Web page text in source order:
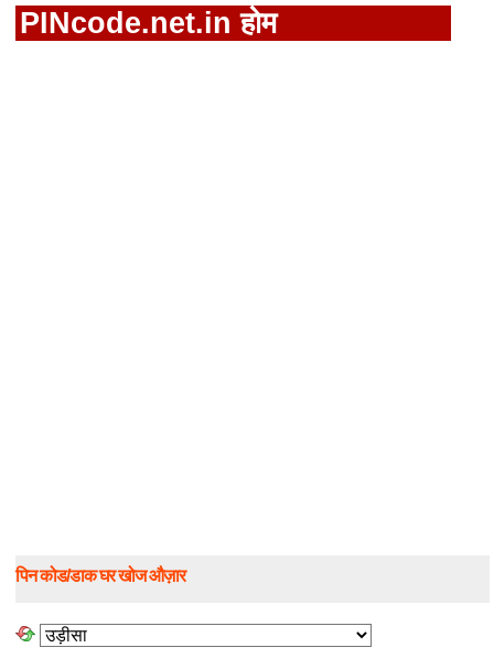
PINcode.net.in होम
पिन कोड/डाक घर खोज औज़ार